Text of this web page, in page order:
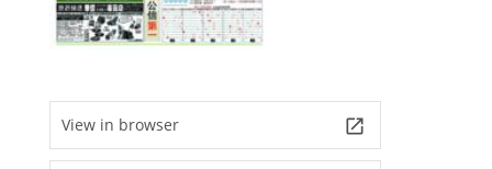
View in browser launch